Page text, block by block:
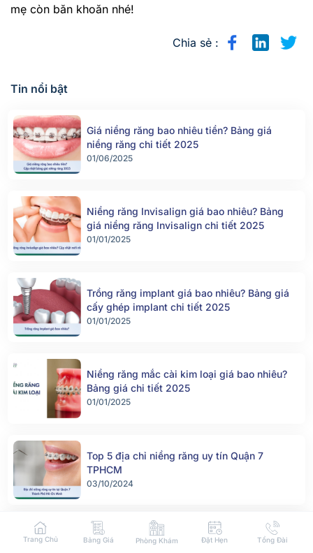
mẹ còn băn khoăn nhé!
Chia sẻ :
Tin nổi bật
Giá niềng răng bao nhiêu tiền? Bảng giá
niềng răng chi tiết 2025
01/06/2025
Niềng răng Invisalign giá bao nhiêu? Bảng
giá niềng răng Invisalign chi tiết 2025
01/01/2025
Trồng răng implant giá bao nhiêu? Bảng giá
cấy ghép implant chi tiết 2025
01/01/2025
Niềng răng mắc cài kim loại giá bao nhiêu?
Bảng giá chi tiết 2025
01/01/2025
Top 5 địa chỉ niềng răng uy tín Quận 7
TPHCM
03/10/2024
Quy trình cấy ghép implant là gì? Những yếu
Trang Chủ Bảng Giá Phòng Khám Đặt Hẹn Tổng Đài